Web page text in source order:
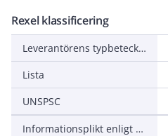
Rexel klassificering
Leverantörens typbeteckning
Lista
UNSPSC
Informationsplikt enligt REACH